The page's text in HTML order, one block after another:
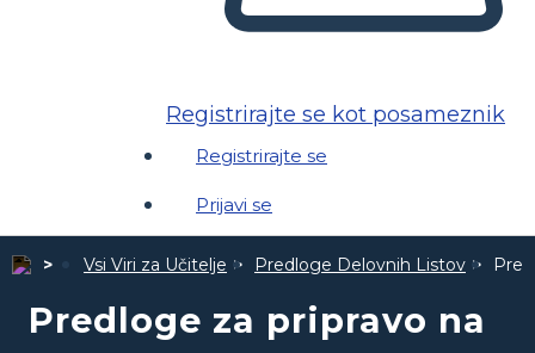
Registrirajte se kot posameznik
Registrirajte se
Prijavi se
Vsi Viri za Učitelje Predloge Delovnih Listov
Predloge za pripravo na